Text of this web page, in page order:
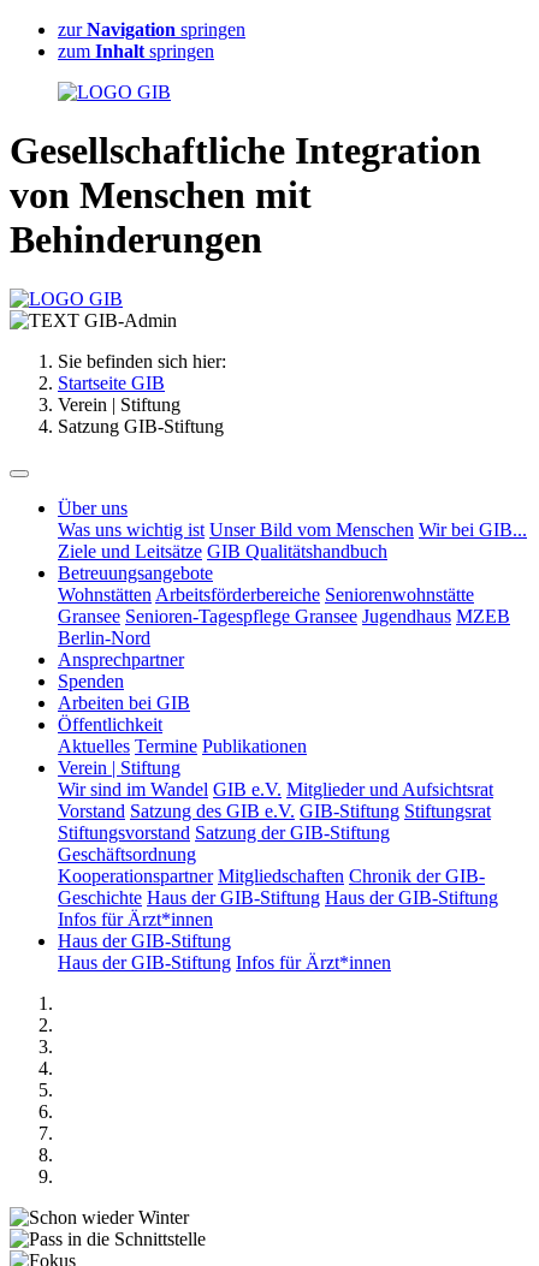
zurNavigation springen
zum Inhalt springen
Gesellschaftliche Integration
von Menschen mit
Behinderungen
Sie befinden sich hier:
Startseite GIB
Verein | Stiftung
Satzung GIB-Stiftung
Über uns
Was uns wichtig ist Unser Bild vom Menschen Wir bei GIB...
Ziele und Leitsätze GIB Qualitätshandbuch
Betreuungsangebote
Wohnstätten Arbeitsförderbereiche Seniorenwohnstätte
Gransee Senioren-Tagespflege Gransee Jugendhaus MZEB
Berlin-Nord
Ansprechpartner
Spenden
Arbeiten bei GIB
Öffentlichkeit
Aktuelles Termine Publikationen
Verein | Stiftung
Wir sind im Wandel GIB e.V. Mitglieder und Aufsichtsrat
Vorstand Satzung des GIB e.V. GIB-Stiftung Stiftungsrat
Stiftungsvorstand Satzung der GIB-Stiftung
Geschäftsordnung
Kooperationspartner Mitgliedschaften Chronik der GIB-
Geschichte Haus der GIB-Stiftung Haus der GIB-Stiftung
Infos für Ärzt*innen
Haus der GIB-Stiftung
Haus der GIB-Stiftung Infos für Ärzt*innen